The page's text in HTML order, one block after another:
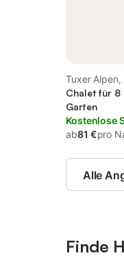
Tuxer
Chalet für 8
Garten
Kostenlose
ab81 €pro
Alle
Finde